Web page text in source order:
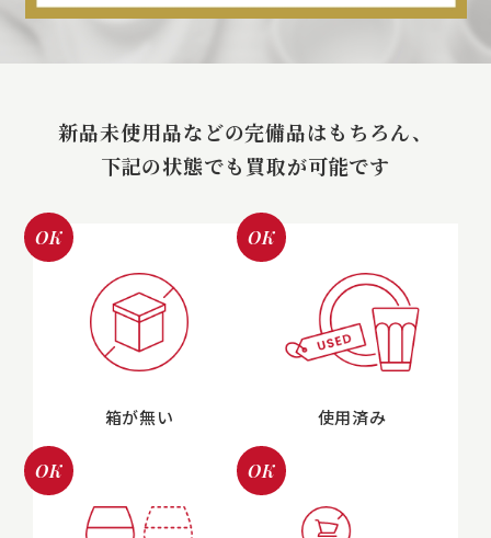
新品未使用品などの完備品はもちろん、
下記の状態でも買取が可能です
OK
箱が無い
OK
使用済み
OK OK